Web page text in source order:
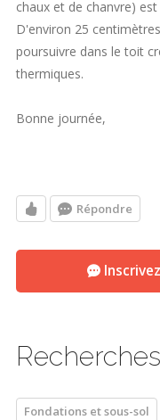
chaux et de chanvre)
D'environ 25
poursuivre dans le toit
thermiques.
Bonne journée,
Répondre
Fondations et sous-sol